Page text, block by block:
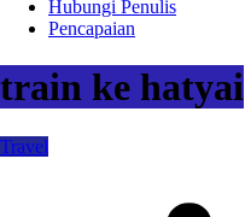
Hubungi Penulis
Pencapaian
train ke hatyai
Travel